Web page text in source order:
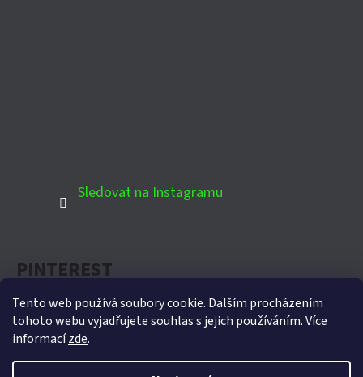
Tento web používá soubory cookie. Dalším procházením
tohoto webu vyjadřujete souhlas s jejich používáním. Více
informacízde.
Sledovat na Instagramu
PINTEREST
Oficiální partner Biohort pro Českou republiku